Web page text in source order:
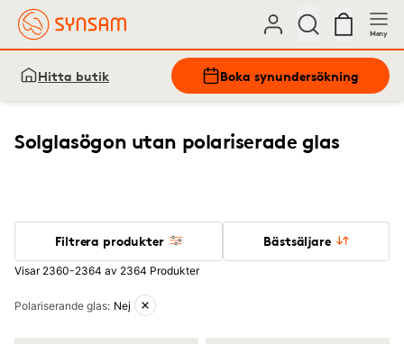
Meny
Hitta butik Boka synundersökning
Solglasögon utan polariserade glas
Filtrera produkter Bästsäljare
Visar 2360-2364 av 2364 Produkter
Aktiva filter
Polariserande glas: Nej